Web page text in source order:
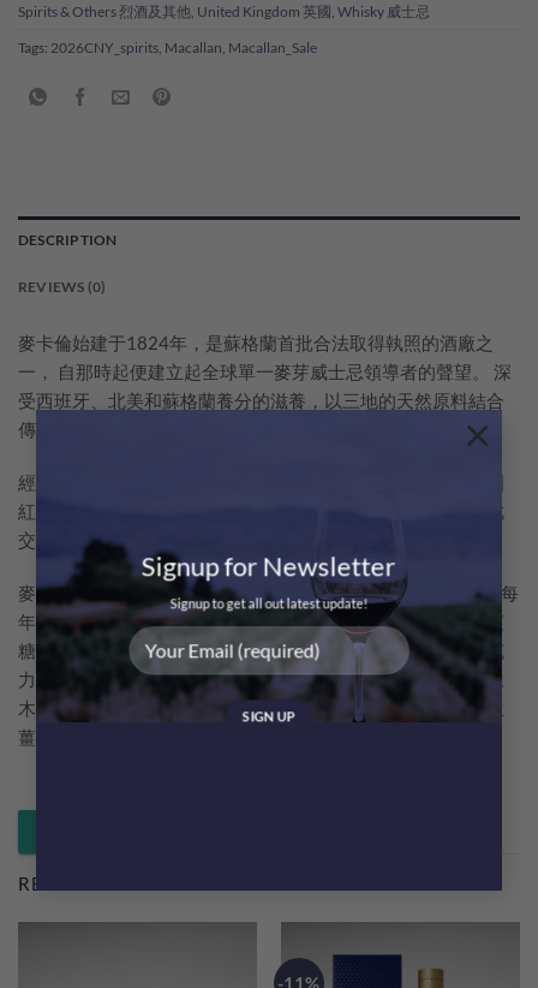
Signup for Newsletter
Signup to get all out latest update!
×
Spirits & Others 烈酒及其他 United Kingdom 英國 Whisky 威士忌
Tags: 2026CNY_spirits Macallan Macallan_Sale
DESCRIPTION
REVIEWS (0)
麥卡倫始建于1824年，是蘇格蘭首批合法取得執照的酒廠之
一， 自那時起便建立起全球單一麥芽威士忌領導者的聲望。 深
受西班牙、北美和蘇格蘭養分的滋養，以三地的天然原料結合
傳統手法及工藝，才造就了麥卡倫的誕生。
經典雪莉桶系列的四款單一麥芽威士忌，每一款都是經過歐洲
紅橡木雪莉桶完美熟成，與麥卡倫精緻小巧蒸餾器的新酒彼此
交互影響。
麥卡倫18年雪莉桶在歐洲紅橡木雪莉桶中熟成至少 18 年，並每
年推出年度版本。渾然天成的酒色，散發著糖漿塔搭配蜜漬薑
糖、浸漬葡萄乾和無花果，橙香和肉桂的香氣，蘊含著黑巧克
力包裹的嫩薑，香甜的椰棗與風乾杏桃的風味，並以細緻的橡
木辛香與香草甜香達到絕妙的平衡，餘韻悠長，伴隨果乾、生
薑和橡木的香氣。
RELATED PRODUCTS
-11%